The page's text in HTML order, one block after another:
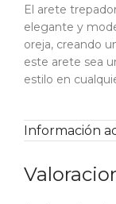
El arete
elegante y
oreja, creando
este arete sea
estilo en
Información